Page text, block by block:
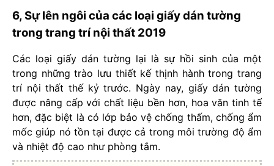
6, Sự lên ngôi của các loại giấy dán tường
trong trang trí nội thất 2019
Các loại giấy dán tường lại là sự hồi sinh của một
trong những trào lưu thiết kế thịnh hành trong trang
trí nội thất thế kỷ trước. Ngày nay, giấy dán tường
được nâng cấp với chất liệu bền hơn, hoa văn tinh tế
hơn, đặc biệt là có lớp bảo vệ chống thấm, chống ẩm
mốc giúp nó tồn tại được cả trong môi trường độ ẩm
và nhiệt độ cao như phòng tắm.